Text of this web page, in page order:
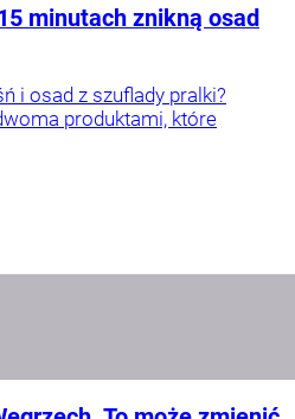
minutach znikną osad
i osad z szuflady pralki?
produktami, które